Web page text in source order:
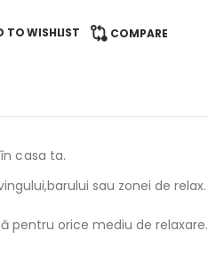
TO WISHLIST COMPARE
casa ta.
sau zonei de relax.
pentru orice mediu de relaxare.